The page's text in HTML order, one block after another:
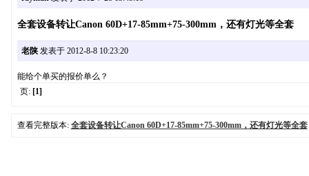
全套设备转让Canon 60D+17-85mm+75-300mm，还有灯光等全套
老陕发表于 2012-8-8 10:23:20
能给个单买的报价单么？
页: [1]
查看完整版本: 全套设备转让Canon 60D+17-85mm+75-300mm，还有灯光等全套